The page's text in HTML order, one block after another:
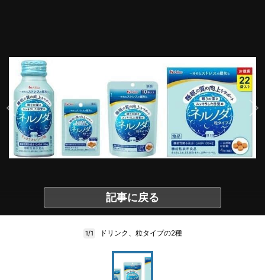
記事に戻る
1/1 ドリンク、粒タイプの2種